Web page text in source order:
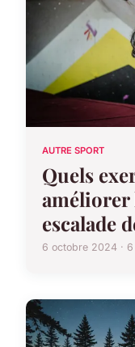
AUTRE SPORT
Quels
améliorer
escalade
6 octobre 2024 ·